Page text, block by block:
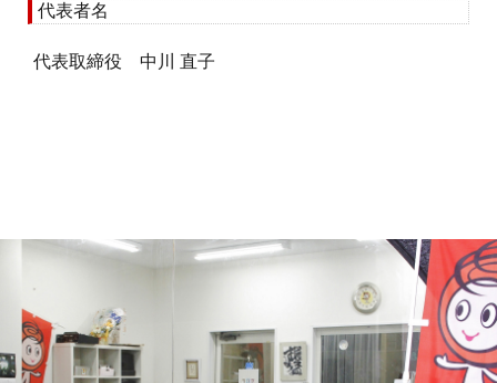
代表者名
代表取締役 中川 直子